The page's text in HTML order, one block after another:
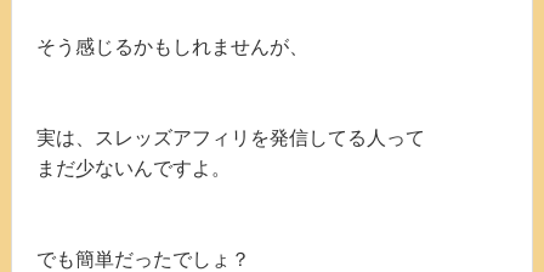
そう感じるかもしれませんが、
実は、スレッズアフィリを発信してる人って
まだ少ないんですよ。
でも簡単だったでしょ？